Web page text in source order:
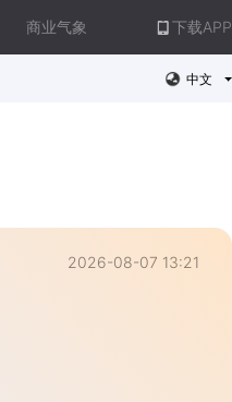
商业气象 下载APP
中文
2026-08-07 13:21